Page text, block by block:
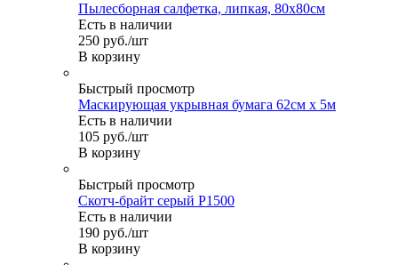
Пылесборная салфетка, липкая, 80х80см
Есть в наличии
250 руб./шт
В корзину
Быстрый просмотр
Маскирующая укрывная бумага 62см х 5м
Есть в наличии
105 руб./шт
В корзину
Быстрый просмотр
Скотч-брайт серый Р1500
Есть в наличии
190 руб./шт
В корзину